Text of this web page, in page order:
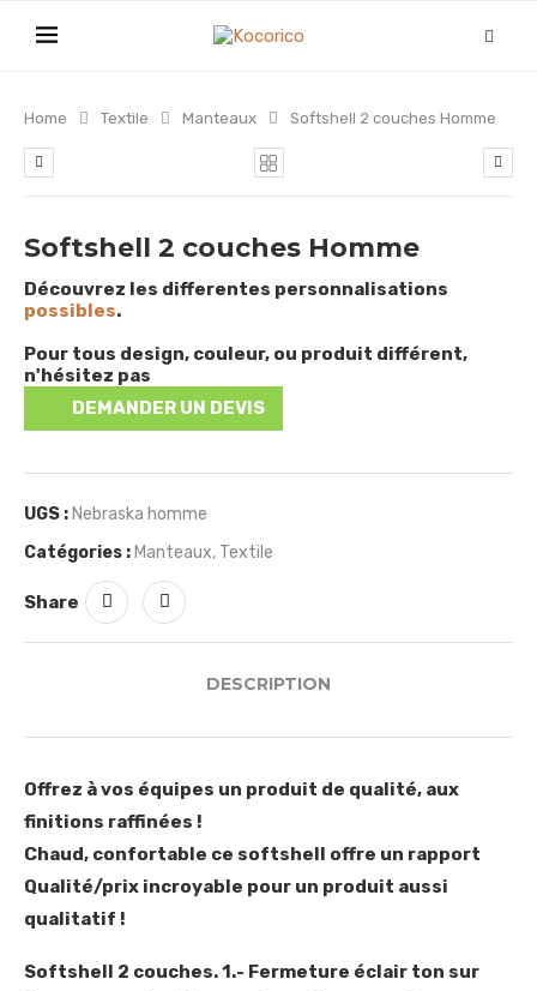
Home Textile Manteaux Softshell 2 couches Homme
Softshell 2 couches Homme
Découvrez les differentes personnalisations
possibles.
Pour tous design, couleur, ou produit différent,
n'hésitez pas
DEMANDER UN DEVIS
UGS : Nebraska homme
Catégories : Manteaux, Textile
Share
DESCRIPTION
Offrez à vos équipes un produit de qualité, aux
finitions raffinées !
Chaud, confortable ce softshell offre un rapport
Qualité/prix incroyable pour un produit aussi
qualitatif !
Softshell 2 couches. 1.- Fermeture éclair ton sur